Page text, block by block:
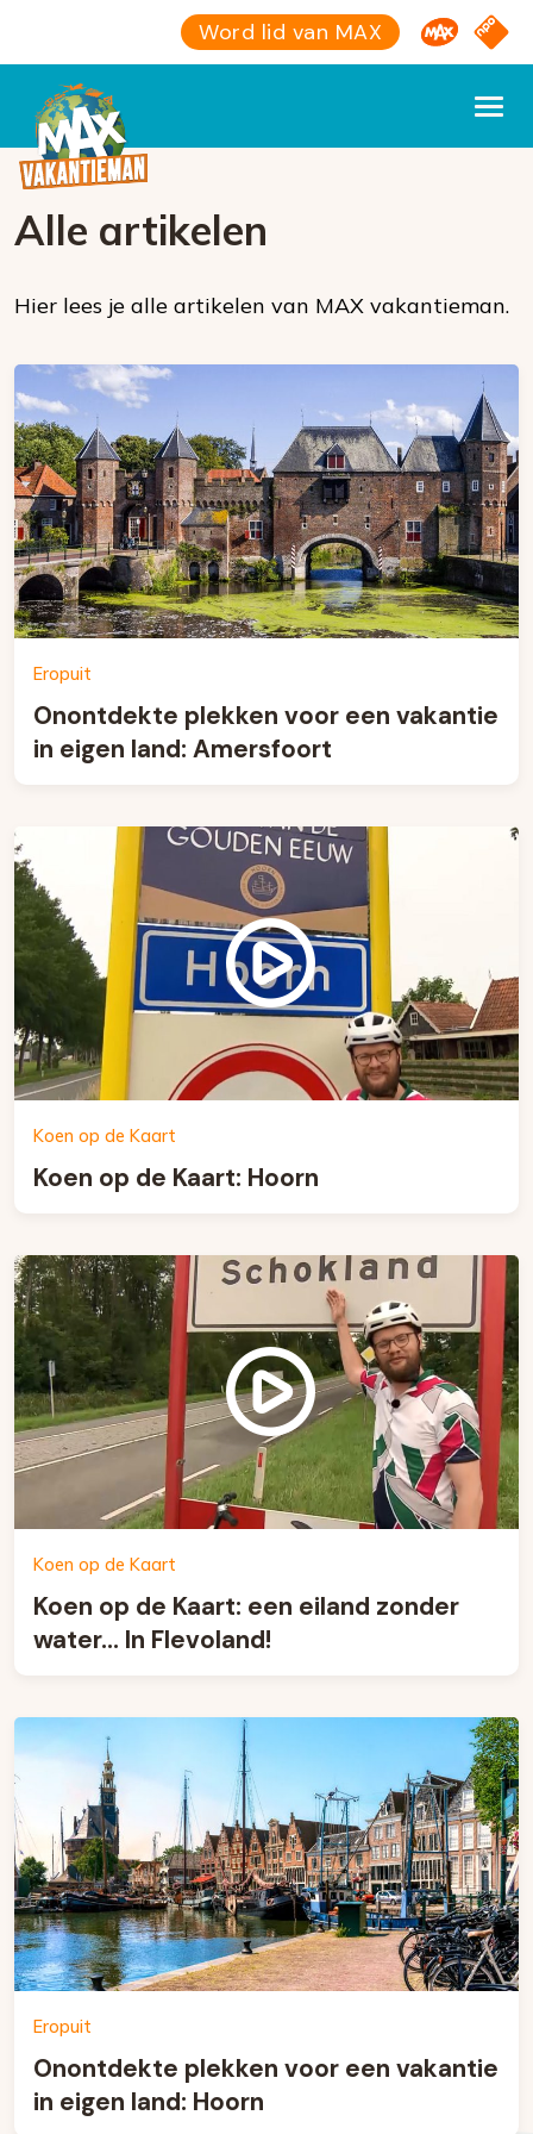
Word lid van MAX Omroep
NPO
Alle artikelen
Hier lees je alle artikelen van MAX vakantieman.
Eropuit
Onontdekte plekken voor een vakantie
in eigen land: Amersfoort
Koen op de Kaart
Koen op de Kaart: Hoorn
Koen op de Kaart
Koen op de Kaart: een eiland zonder
water… In Flevoland!
Eropuit
Onontdekte plekken voor een vakantie
in eigen land: Hoorn